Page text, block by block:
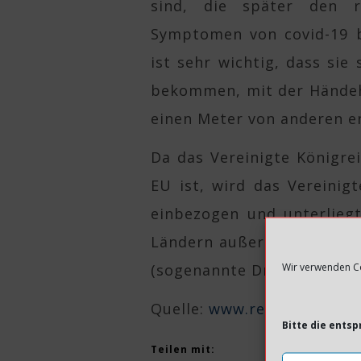
Wir verwenden
Bitte die
sind, die später den
Symptomen von covid-19
ist sehr wichtig, dass sie
bekommen, mit der
einen Meter von anderen
Da das Vereinigte
EU ist, wird das
einbezogen und
Ländern außerhalb der
(sogenannte Drittländer).
Quelle: www.regjeringen.no
Teilen mit: